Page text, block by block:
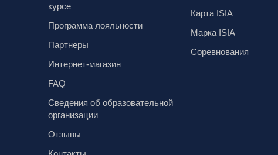
курсе
Программа лояльности
Партнеры
Интернет-магазин
FAQ
Сведения об образовательной
организации
Отзывы
Карта ISIA
Марка ISIA
Соревнования